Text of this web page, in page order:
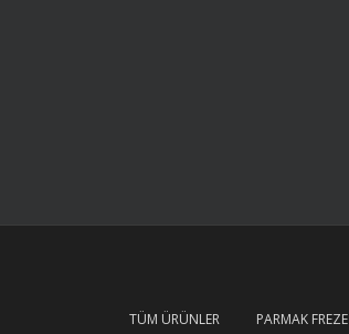
TÜM ÜRÜNLER PARMAK FREZE